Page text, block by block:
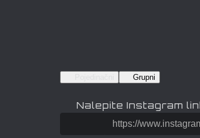
Grupni
Nalepite Instagram